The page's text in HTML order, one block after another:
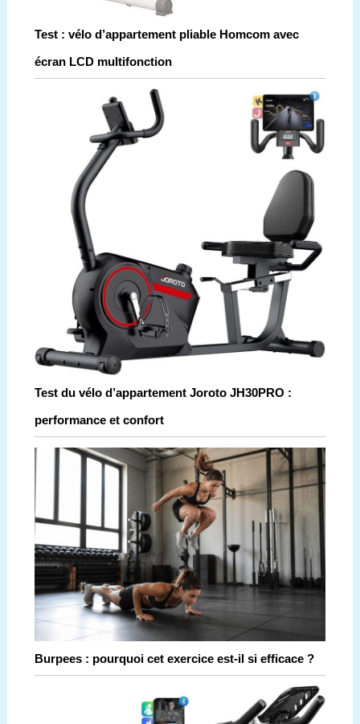
Test : vélo d’appartement pliable Homcom avec
écran LCD multifonction
Test du vélo d’appartement Joroto JH30PRO :
performance et confort
Burpees : pourquoi cet exercice est-il si efficace ?